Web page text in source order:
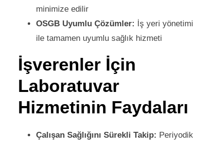
minimize edilir
OSGB Uyumlu Çözümler: İş yeri yönetimi
ile tamamen uyumlu sağlık hizmeti
İşverenler İçin
Laboratuvar
Hizmetinin Faydaları
Çalışan Sağlığını Sürekli Takip: Periyodik